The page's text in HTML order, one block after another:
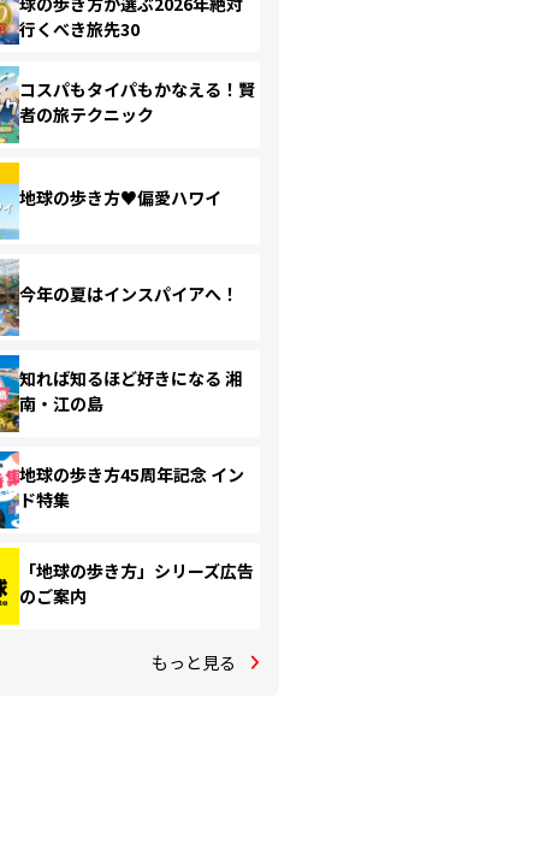
行くべき旅先30
コスパもタイパもかなえる！賢
者の旅テクニック
地球の歩き方♥偏愛ハワイ
今年の夏はインスパイアへ！
知れば知るほど好きになる 湘
南・江の島
地球の歩き方45周年記念 イン
ド特集
「地球の歩き方」シリーズ広告
のご案内
もっと見る